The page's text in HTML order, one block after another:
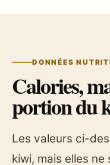
DONNÉES
Calories,
portion du
Les valeurs ci-
kiwi, mais elles ne